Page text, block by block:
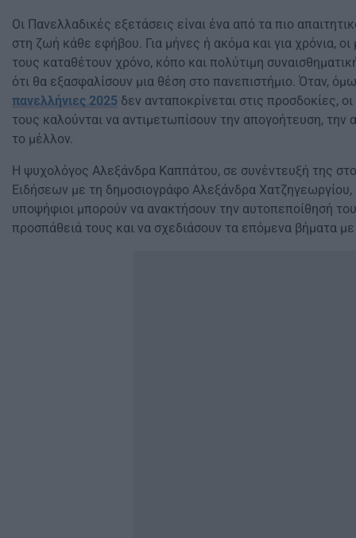
Οι Πανελλαδικές εξετάσεις είναι ένα από τα πιο
στη ζωή κάθε εφήβου. Για μήνες ή ακόμα και για χρόνια, οι
τους καταθέτουν χρόνο, κόπο και πολύτιμη
ότι θα εξασφαλίσουν μια θέση στο πανεπιστήμιο. Όταν,
πανελλήνιες 2025 δεν ανταποκρίνεται στις προσδοκίες,
τους καλούνται να αντιμετωπίσουν την απογοήτευση, την
το μέλλον.
Η ψυχολόγος Αλεξάνδρα Καππάτου, σε συνέντευξή της
Ειδήσεων με τη δημοσιογράφο Αλεξάνδρα Χατζηγεωργίου,
υποψήφιοι μπορούν να ανακτήσουν την αυτοπεποίθησή
προσπάθειά τους και να σχεδιάσουν τα επόμενα βήματα με